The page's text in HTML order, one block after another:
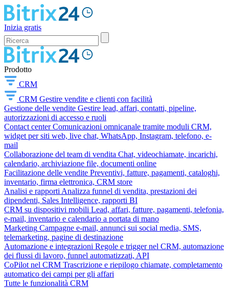
Inizia gratis
Prodotto
CRM
CRM Gestire vendite e clienti con facilità
Gestione delle vendite Gestire lead, affari, contatti, pipeline,
autorizzazioni di accesso e ruoli
Contact center Comunicazioni omnicanale tramite moduli CRM,
widget per siti web, live chat, WhatsApp, Instagram, telefono, e-
mail
Collaborazione del team di vendita Chat, videochiamate, incarichi,
calendario, archiviazione file, documenti online
Facilitazione delle vendite Preventivi, fatture, pagamenti, cataloghi,
inventario, firma elettronica, CRM store
Analisi e rapporti Analizza funnel di vendita, prestazioni dei
dipendenti, Sales Intelligence, rapporti BI
CRM su dispositivi mobili Lead, affari, fatture, pagamenti, telefonia,
e-mail, inventario e calendario a portata di mano
Marketing Campagne e-mail, annunci sui social media, SMS,
telemarketing, pagine di destinazione
Automazione e integrazioni Regole e trigger nel CRM, automazione
dei flussi di lavoro, funnel automatizzati, API
CoPilot nel CRM Trascrizione e riepilogo chiamate, completamento
automatico dei campi per gli affari
Tutte le funzionalità CRM